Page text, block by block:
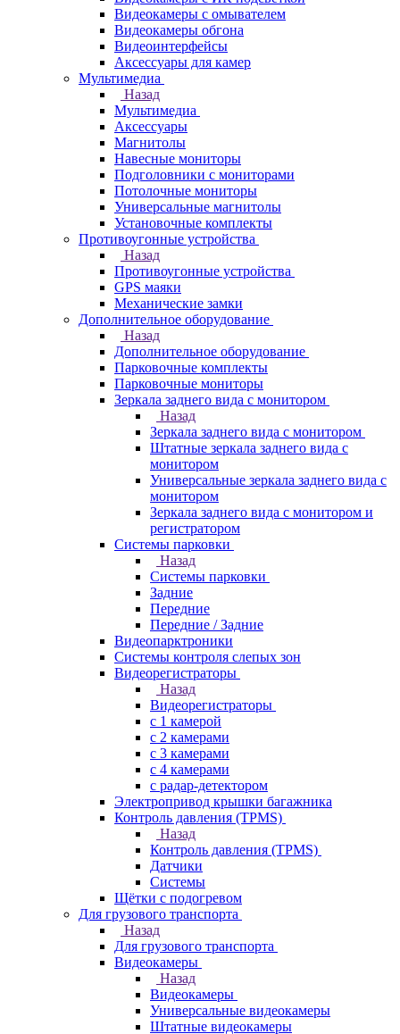
Видеокамеры с омывателем
Видеокамеры обгона
Видеоинтерфейсы
Аксессуары для камер
Мультимедиа
Назад
Мультимедиа
Аксессуары
Магнитолы
Навесные мониторы
Подголовники с мониторами
Потолочные мониторы
Универсальные магнитолы
Установочные комплекты
Противоугонные устройства
Назад
Противоугонные устройства
GPS маяки
Механические замки
Дополнительное оборудование
Назад
Дополнительное оборудование
Парковочные комплекты
Парковочные мониторы
Зеркала заднего вида с монитором
Назад
Зеркала заднего вида с монитором
Штатные зеркала заднего вида с
монитором
Универсальные зеркала заднего вида с
монитором
Зеркала заднего вида с монитором и
регистратором
Системы парковки
Назад
Системы парковки
Задние
Передние
Передние / Задние
Видеопарктроники
Системы контроля слепых зон
Видеорегистраторы
Назад
Видеорегистраторы
с 1 камерой
с 2 камерами
с 3 камерами
с 4 камерами
с радар-детектором
Электропривод крышки багажника
Контроль давления (TPMS)
Назад
Контроль давления (TPMS)
Датчики
Системы
Щётки с подогревом
Для грузового транспорта
Назад
Для грузового транспорта
Видеокамеры
Назад
Видеокамеры
Универсальные видеокамеры
Штатные видеокамеры